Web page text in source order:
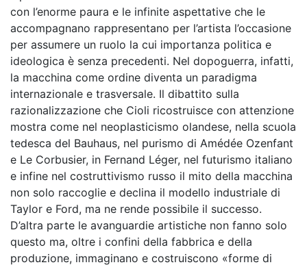
con l’enorme paura e le infinite aspettative che le
accompagnano rappresentano per l’artista l’occasione
per assumere un ruolo la cui importanza politica e
ideologica è senza precedenti. Nel dopoguerra, infatti,
la macchina come ordine diventa un paradigma
internazionale e trasversale. Il dibattito sulla
razionalizzazione che Cioli ricostruisce con attenzione
mostra come nel neoplasticismo olandese, nella scuola
tedesca del Bauhaus, nel purismo di Amédée Ozenfant
e Le Corbusier, in Fernand Léger, nel futurismo italiano
e infine nel costruttivismo russo il mito della macchina
non solo raccoglie e declina il modello industriale di
Taylor e Ford, ma ne rende possibile il successo.
D’altra parte le avanguardie artistiche non fanno solo
questo ma, oltre i confini della fabbrica e della
produzione, immaginano e costruiscono «forme di